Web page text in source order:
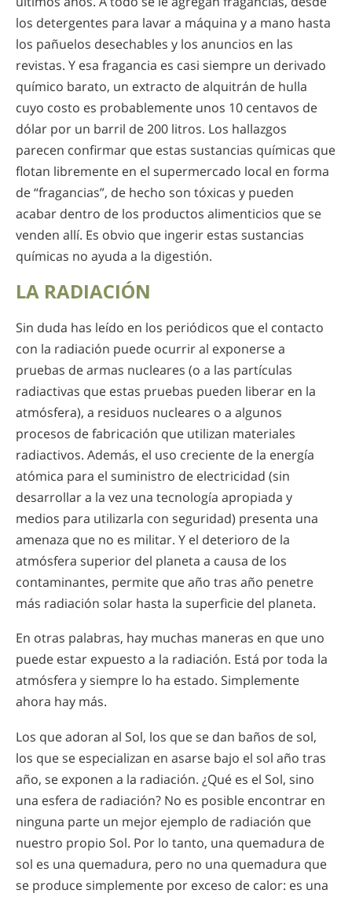
los detergentes para lavar a máquina y a mano hasta
los pañuelos desechables y los anuncios en las
revistas. Y esa fragancia es casi siempre un derivado
químico barato, un extracto de alquitrán de hulla
cuyo costo es probablemente unos 10 centavos de
dólar por un barril de 200 litros. Los hallazgos
parecen confirmar que estas sustancias químicas que
flotan libremente en el supermercado local en forma
de “fragancias”, de hecho son tóxicas y pueden
acabar dentro de los productos alimenticios que se
venden allí. Es obvio que ingerir estas sustancias
químicas no ayuda a la digestión.
LA RADIACIÓN
Sin duda has leído en los periódicos que el contacto
con la radiación puede ocurrir al exponerse a
pruebas de armas nucleares (o a las partículas
radiactivas que estas pruebas pueden liberar en la
atmósfera), a residuos nucleares o a algunos
procesos de fabricación que utilizan materiales
radiactivos. Además, el uso creciente de la energía
atómica para el suministro de electricidad (sin
desarrollar a la vez una tecnología apropiada y
medios para utilizarla con seguridad) presenta una
amenaza que no es militar. Y el deterioro de la
atmósfera superior del planeta a causa de los
contaminantes, permite que año tras año penetre
más radiación solar hasta la superficie del planeta.
En otras palabras, hay muchas maneras en que uno
puede estar expuesto a la radiación. Está por toda la
atmósfera y siempre lo ha estado. Simplemente
ahora hay más.
Los que adoran al Sol, los que se dan baños de sol,
los que se especializan en asarse bajo el sol año tras
año, se exponen a la radiación. ¿Qué es el Sol, sino
una esfera de radiación? No es posible encontrar en
ninguna parte un mejor ejemplo de radiación que
nuestro propio Sol. Por lo tanto, una quemadura de
sol es una quemadura, pero no una quemadura que
se produce simplemente por exceso de calor: es una